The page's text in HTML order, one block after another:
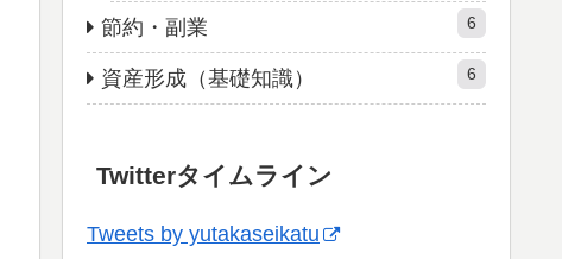
節約・副業 6
資産形成（基礎知識） 6
Twitterタイムライン
Tweets by yutakaseikatu